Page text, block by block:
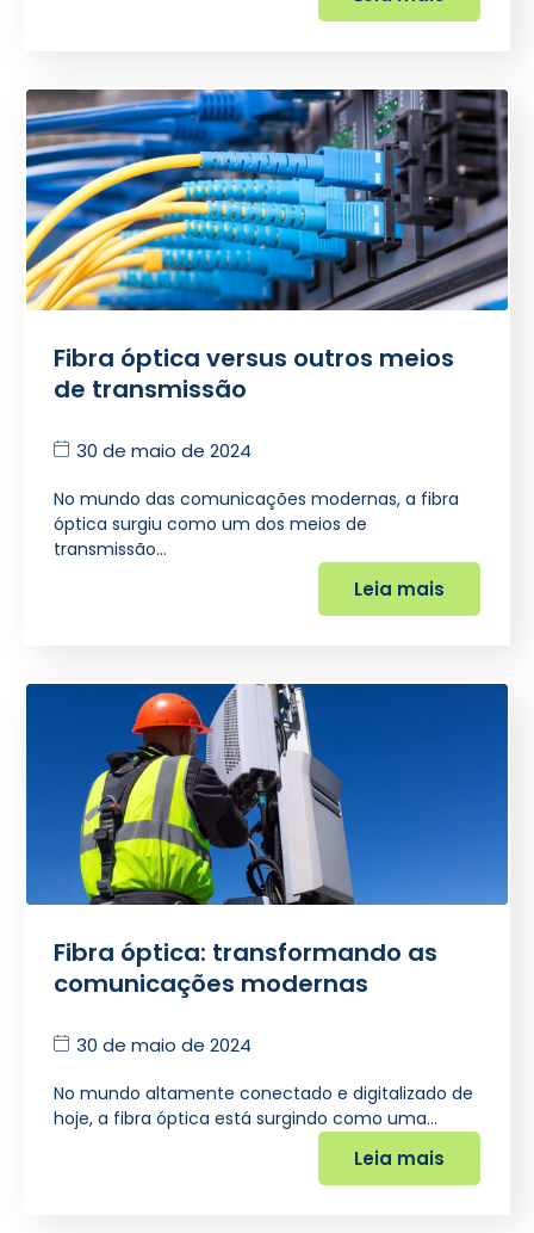
Fibra óptica versus outros meios
de transmissão
30 de maio de 2024
No mundo das comunicações modernas, a fibra
óptica surgiu como um dos meios de
transmissão…
Leia mais
Fibra óptica: transformando as
comunicações modernas
30 de maio de 2024
No mundo altamente conectado e digitalizado de
hoje, a fibra óptica está surgindo como uma…
Leia mais